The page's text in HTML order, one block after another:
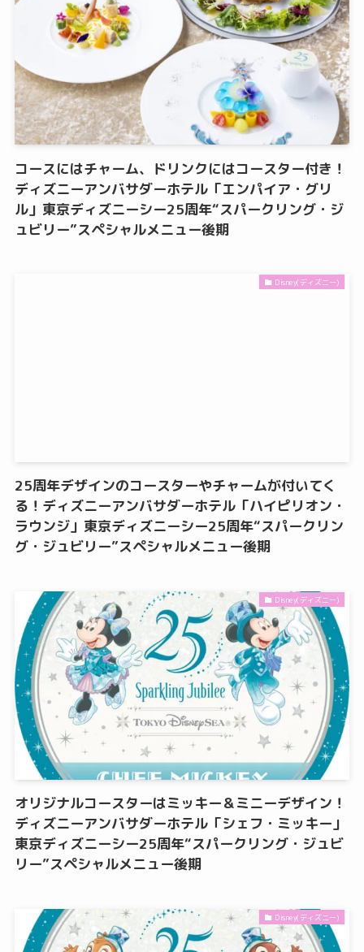
コースにはチャーム、ドリンクにはコースター付き！
ディズニーアンバサダーホテル「エンパイア・グリ
ル」東京ディズニーシー25周年“スパークリング・ジ
ュビリー”スペシャルメニュー後期
Disney(ディズニー)
25周年デザインのコースターやチャームが付いてく
る！ディズニーアンバサダーホテル「ハイピリオン・
ラウンジ」東京ディズニーシー25周年“スパークリン
グ・ジュビリー”スペシャルメニュー後期
Disney(ディズニー)
オリジナルコースターはミッキー＆ミニーデザイン！
ディズニーアンバサダーホテル「シェフ・ミッキー」
東京ディズニーシー25周年“スパークリング・ジュビ
リー”スペシャルメニュー後期
Disney(ディズニー)